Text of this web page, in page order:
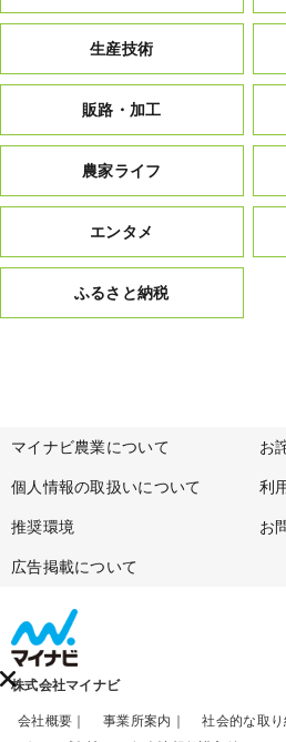
生産技術
販路・加工
農家ライフ
エンタメ
ふるさと納税
マイナビ農業について お
個人情報の取扱いについて 利
推奨環境 お
広告掲載について
株式会社マイナビ
会社概要 事業所案内 社会的な取